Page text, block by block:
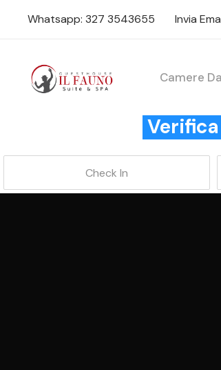
Whatsapp: 327 3543655 Invia
Camere